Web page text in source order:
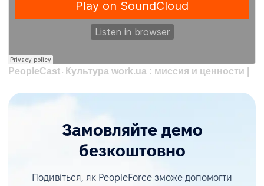
PeopleCast · Культура work.ua : миссия и ценности | Александра Летова, HR-маркетолог Work.ua
Замовляйте демо
безкоштовно
Подивіться, як PeopleForce зможе допомогти